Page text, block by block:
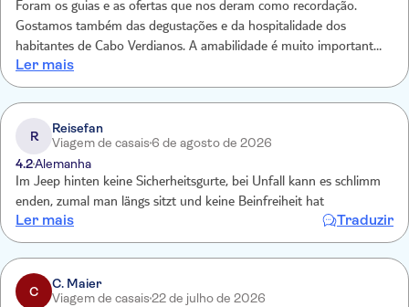
Foram os guias e as ofertas que nos deram como recordação.
Gostamos também das degustações e da hospitalidade dos
habitantes de Cabo Verdianos. A amabilidade é muito importante,
só é pena dar mais importância aos estrangeiros turistas mas no
geral, foi muito bom
Ler mais
R
Reisefan
Viagem de casais6 de agosto de 2026
4.2Alemanha
Im Jeep hinten keine Sicherheitsgurte, bei Unfall kann es schlimm
enden, zumal man längs sitzt und keine Beinfreiheit hat
Ler mais Traduzir
C
C. Maier
Viagem de casais22 de julho de 2026